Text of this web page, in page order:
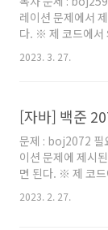
풀 때의 팁을 원하
립니다. 풀이 R, L,
한 동작은 다음과
레이션 문제에서
다. ※ 제 코드에서
작성하지 않았는
BufferedReader
분이나, 백준에서
소리 높이의 상한
최악의 경우에도
라서 어렵게 생각
로 계속 확인하면
2023. 3. 27.
[자바] 백준
문제 : boj2072 필
이션 문제에 제시
면 된다. ※ 제 코
직접 작성하지 않
고
2023. 2. 27.